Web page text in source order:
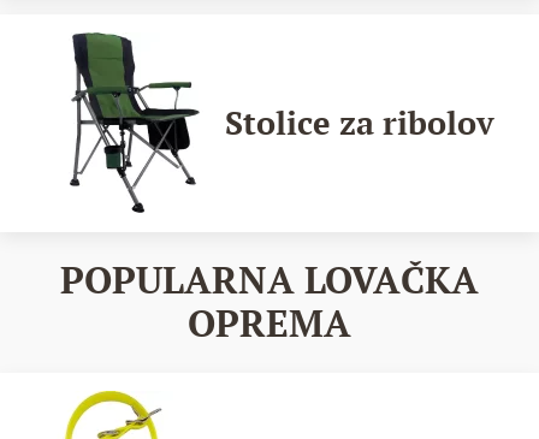
Stolice za ribolov
POPULARNA LOVAČKA
OPREMA